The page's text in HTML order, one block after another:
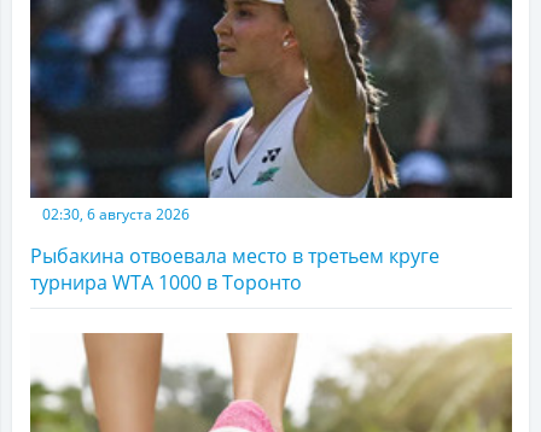
02:30, 6 августа 2026
Рыбакина отвоевала место в третьем круге
турнира WTA 1000 в Торонто